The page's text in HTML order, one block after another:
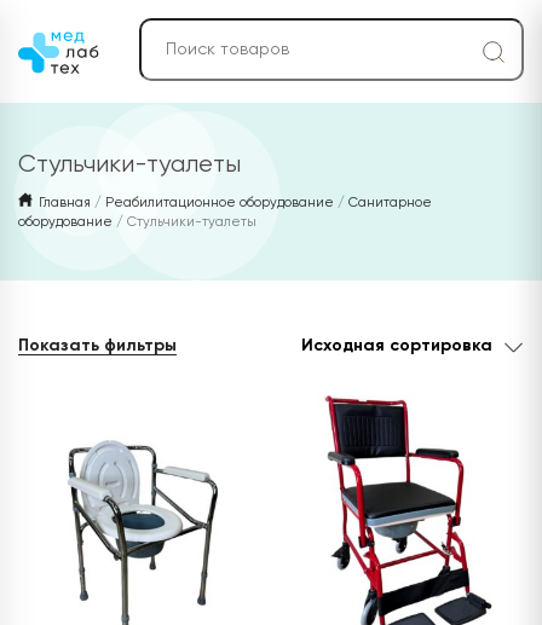
Стульчики-туалеты
Главная / Реабилитационное оборудование / Санитарное
оборудование / Стульчики-туалеты
Показать фильтры